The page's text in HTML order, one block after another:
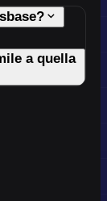
a quella